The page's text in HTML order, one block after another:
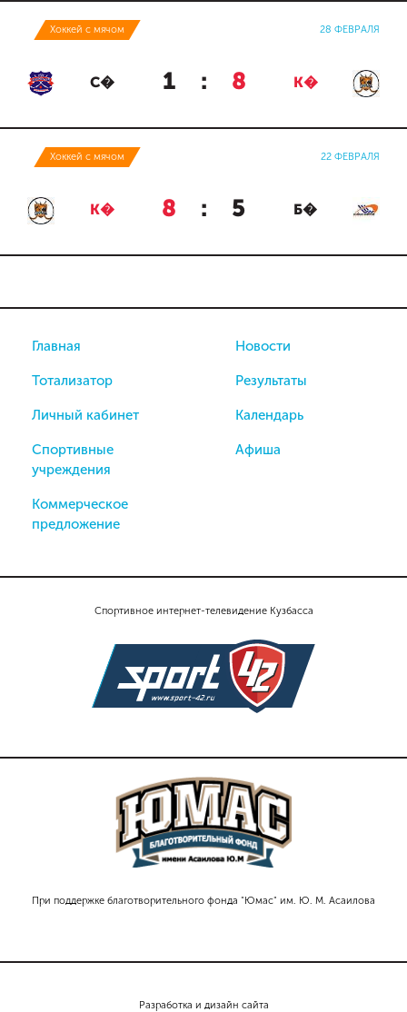
Хоккей с мячом 28 ФЕВРАЛЯ
С� 1 : 8 К�
Хоккей с мячом 22 ФЕВРАЛЯ
К� 8 : 5 Б�
Спортивное интернет-телевидение Кузбасса
При поддержке благотворительного фонда "Юмас" им. Ю. М. Асаилова
Главная
Тотализатор
Личный кабинет
Спортивные
учреждения
Коммерческое
предложение
Новости
Результаты
Календарь
Афиша
Разработка и дизайн сайта